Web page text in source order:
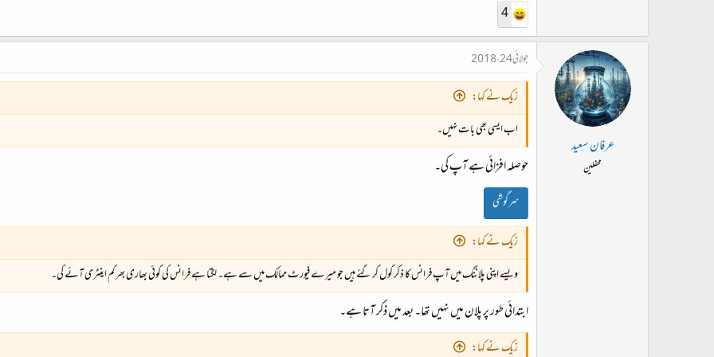
4
عرفان سعید
محفلین
جولائی 24، 2018
زیک نے کہا:
اب ایسی بھی بات نہیں۔
حوصلہ افزائی ہے آپ کی۔
سرگوشی
زیک نے کہا:
ویسے اپنی پلاننگ میں آپ فرانس کا ذکر گول کر گئے ہیں جو میرے فیورٹ ممالک میں سے ہے۔ لگتا ہے فرانس کی کوئی بھاری بھرکم اینٹری آئے گی۔
ابتدائی طور پر پلان میں نہیں تھا۔ بعد میں ذکر آتا ہے۔
زیک نے کہا: